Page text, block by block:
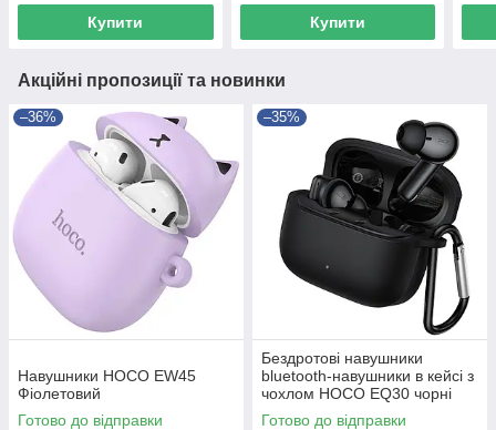
Купити Купити
Акційні пропозиції та новинки
–36%
Навушники HOCO EW45
Фіолетовий
Готово до відправки
–35%
Бездротові навушники
bluetooth-навушники в кейсі з
чохлом HOCO EQ30 чорні
Готово до відправки